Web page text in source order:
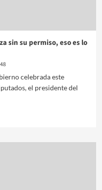
sin su permiso, eso es lo
celebrada este
el presidente del